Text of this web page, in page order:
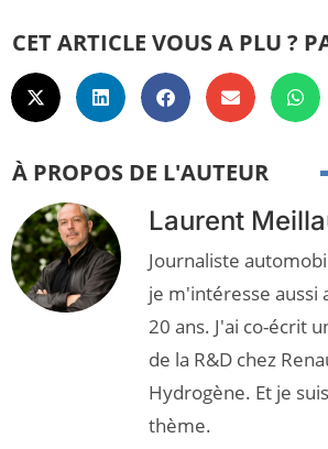
CET ARTICLE VOUS A PLU ?
À PROPOS DE L'AUTEUR
Laurent
Journaliste
je m'intéresse aussi
20 ans. J'ai co-écrit
de la R&D chez
Hydrogène. Et je
thème.